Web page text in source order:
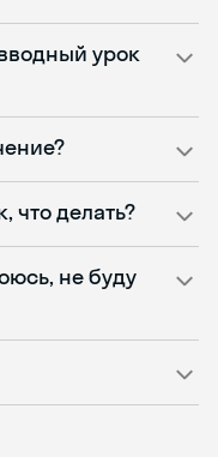
урок
что делать?
не буду